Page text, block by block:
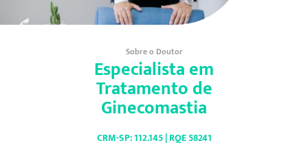
Sobre o Doutor
Especialista em
Tratamento de
Ginecomastia
CRM-SP: 112.145 | RQE 58241